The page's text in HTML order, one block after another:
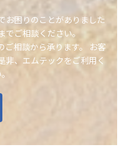
お困りのことがありました
でご相談ください。
ご相談から承ります。 お客
非、エムテックをご利用く